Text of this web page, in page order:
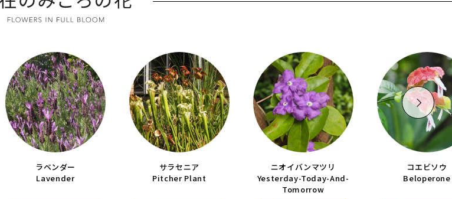
ラベンダー
Lavender
サラセニア
Pitcher Plant
ニオイバンマツリ
Yesterday-Today-And-
Tomorrow
コエビソウ
Beloperone